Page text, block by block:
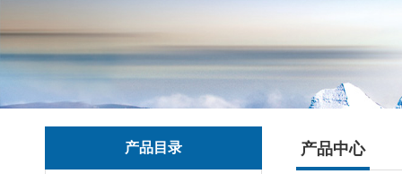
产品目录 产品中心